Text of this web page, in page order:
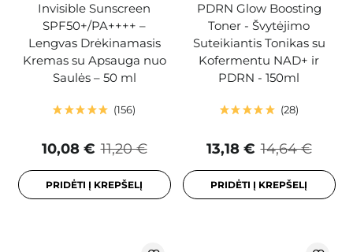
Invisible Sunscreen
SPF50+/PA++++ –
Lengvas Drėkinamasis
Kremas su Apsauga nuo
Saulės – 50 ml
156
11,20 €
10,08 €
PRIDĖTI Į KREPŠELĮ
PDRN Glow Boosting
Toner - Švytėjimo
Suteikiantis Tonikas su
Kofermentu NAD+ ir
PDRN - 150ml
28
14,64 €
13,18 €
PRIDĖTI Į KREPŠELĮ